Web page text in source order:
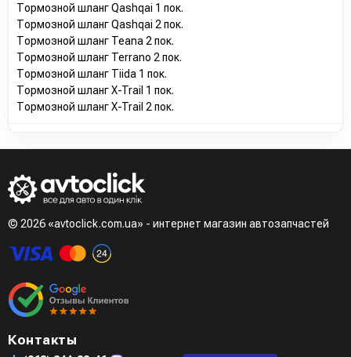
Тормозной шланг Qashqai 1 пок.
Тормозной шланг Qashqai 2 пок.
Тормозной шланг Teana 2 пок.
Тормозной шланг Terrano 2 пок.
Тормозной шланг Tiida 1 пок.
Тормозной шланг X-Trail 1 пок.
Тормозной шланг X-Trail 2 пок.
© 2026 «avtoclick.com.ua» - интернет магазин автозапчастей
Контакты